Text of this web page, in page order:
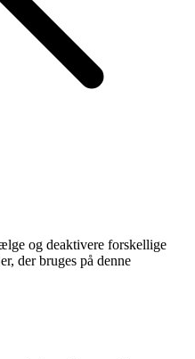
og deaktivere forskellige
der bruges på denne